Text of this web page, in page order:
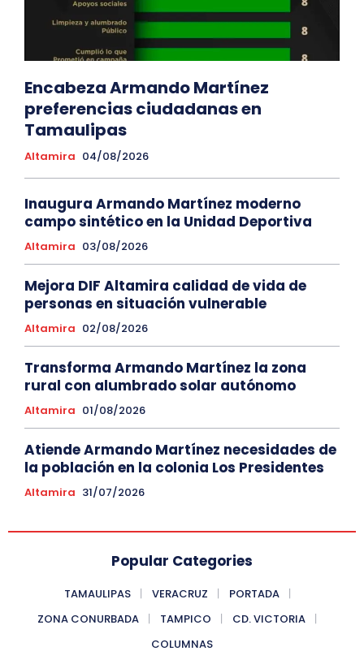
Encabeza Armando Martínez
preferencias ciudadanas en
Tamaulipas
Altamira 04/08/2026
Inaugura Armando Martínez moderno
campo sintético en la Unidad Deportiva
Altamira 03/08/2026
Mejora DIF Altamira calidad de vida de
personas en situación vulnerable
Altamira 02/08/2026
Transforma Armando Martínez la zona
rural con alumbrado solar autónomo
Altamira 01/08/2026
Atiende Armando Martínez necesidades de
la población en la colonia Los Presidentes
Altamira 31/07/2026
Popular Categories
TAMAULIPAS VERACRUZ
PORTADA
ZONA CONURBADA
TAMPICO
CD. VICTORIA
COLUMNAS